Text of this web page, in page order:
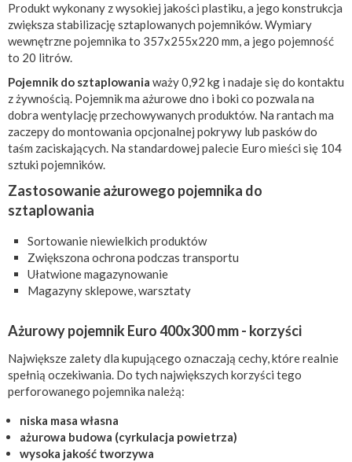
Produkt wykonany z wysokiej jakości plastiku, a jego konstrukcja
zwiększa stabilizację sztaplowanych pojemników. Wymiary
wewnętrzne pojemnika to 357x255x220 mm, a jego pojemność
to 20 litrów.
Pojemnik do sztaplowania waży 0,92 kg i nadaje się do kontaktu
z żywnością. Pojemnik ma ażurowe dno i boki co pozwala na
dobra wentylację przechowywanych produktów. Na rantach ma
zaczepy do montowania opcjonalnej pokrywy lub pasków do
taśm zaciskających. Na standardowej palecie Euro mieści się 104
sztuki pojemników.
Zastosowanie ażurowego pojemnika do
sztaplowania
Sortowanie niewielkich produktów
Zwiększona ochrona podczas transportu
Ułatwione magazynowanie
Magazyny sklepowe, warsztaty
Ażurowy pojemnik Euro 400x300 mm - korzyści
Największe zalety dla kupującego oznaczają cechy, które realnie
spełnią oczekiwania. Do tych największych korzyści tego
perforowanego pojemnika należą:
niska masa własna
ażurowa budowa (cyrkulacja powietrza)
wysoka jakość tworzywa